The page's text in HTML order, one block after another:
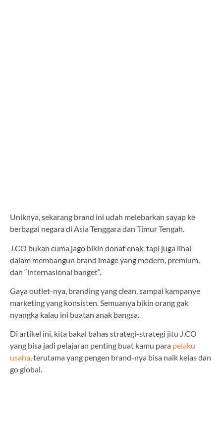
Uniknya, sekarang brand ini udah melebarkan sayap ke
berbagai negara di Asia Tenggara dan Timur Tengah.
J.CO bukan cuma jago bikin donat enak, tapi juga lihai
dalam membangun brand image yang modern, premium,
dan “internasional banget”.
Gaya outlet-nya, branding yang clean, sampai kampanye
marketing yang konsisten. Semuanya bikin orang gak
nyangka kalau ini buatan anak bangsa.
Di artikel ini, kita bakal bahas strategi-strategi jitu J.CO
yang bisa jadi pelajaran penting buat kamu para pelaku
usaha, terutama yang pengen brand-nya bisa naik kelas dan
go global.